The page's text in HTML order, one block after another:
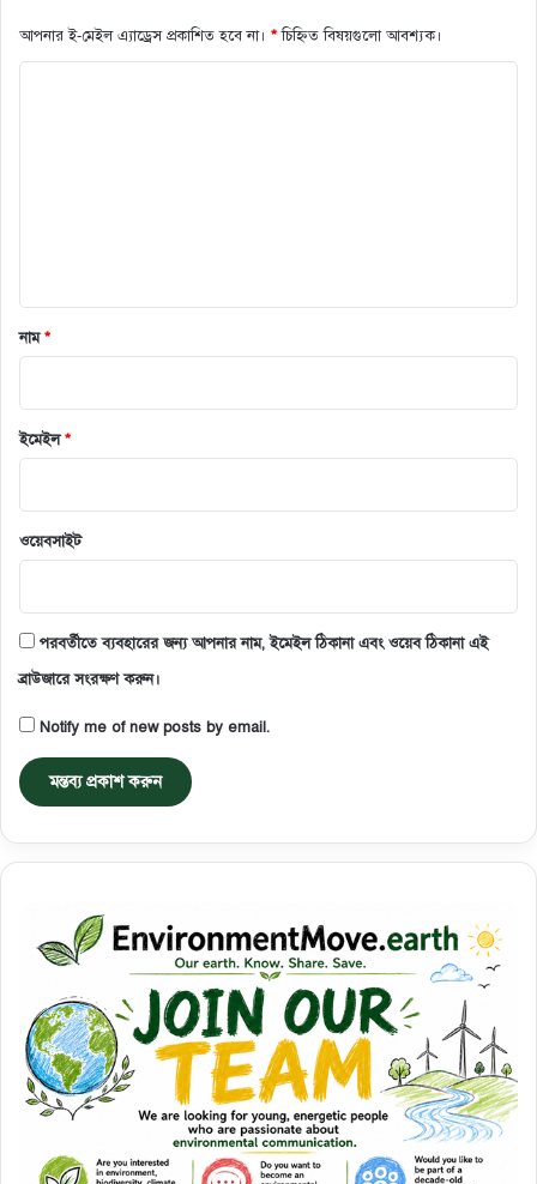
আপনার ই-মেইল এ্যাড্রেস প্রকাশিত হবে না। *চিহ্নিত বিষয়গুলো আবশ্যক।
নাম*
ইমেইল*
ওয়েবসাইট
পরবর্তীতে ব্যবহারের জন্য আপনার নাম, ইমেইল ঠিকানা এবং ওয়েব ঠিকানা এই
ব্রাউজারে সংরক্ষণ করুন।
Notify me of new posts by email.